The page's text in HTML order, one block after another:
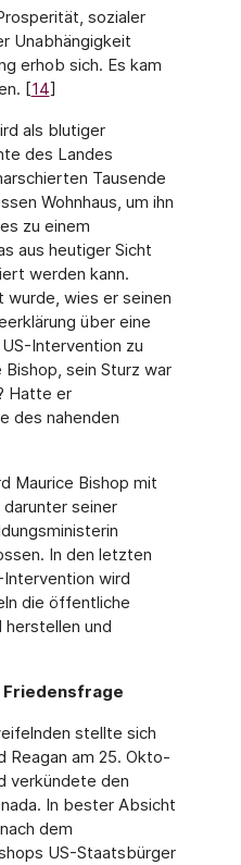
sozialer
Unabhängigkeit
erhob sich. Es kam
[14]
als blutiger
des Landes
Tausende
Wohnhaus, um ihn
zu einem
aus heutiger Sicht
werden kann.
wies er seinen
über eine
Intervention zu
sein Sturz war
Hatte er
des nahenden
Maurice Bishop mit
seiner
In den letzten
wird
die öffentliche
und
Friedensfrage
stellte sich
Reagan am 25. Okto­
verkündete den
In bester Absicht
dem
US-Staatsbürger